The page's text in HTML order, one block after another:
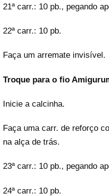
21ª carr.: 10 pb., pegando
22ª carr.: 10 pb.
Faça um arremate invisível.
Troque para o fio
Inicie a calcinha.
Faça uma carr. de reforço
na alça de trás.
23ª carr.: 10 pb., pegando
24ª carr.: 10 pb.